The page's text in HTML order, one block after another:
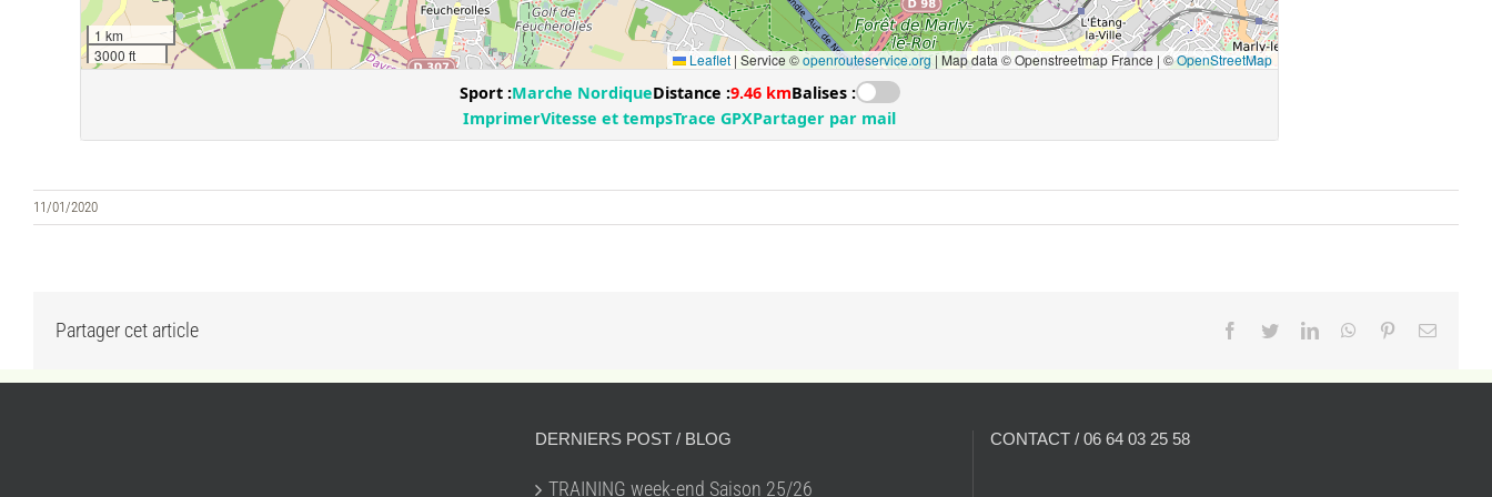
11/01/2020
Partager cet article Facebook
TwitterLinkedInWhatsApp
PinterestEmail
DERNIERS POST / BLOG
TRAINING week-end Saison 25/26
CONTACT / 06 64 03 25 58